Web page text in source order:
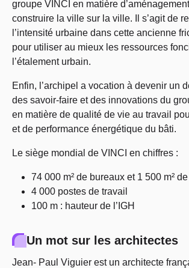
groupe VINCI en matière
construire la ville sur la ville. Il s’agit de
l’intensité urbaine dans cette ancienne
pour utiliser au mieux les ressources
l’étalement urbain.
Enfin, l’archipel a vocation à devenir un
des savoir-faire et des innovations du
en matière de qualité de vie au travail
et de performance énergétique du bâti.
Le siège mondial de VINCI en chiffres :
74 000 m² de bureaux et 1 500 m²
4 000 postes de travail
100 m : hauteur de l’IGH
Un mot sur les architectes
Jean- Paul Viguier est un architecte